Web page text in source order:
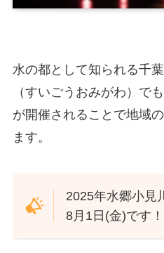
水の都として知られる千
（すいごうおみがわ）で
が開催されることで地域
ます。
2025年水郷小見
8月1日(金)です！